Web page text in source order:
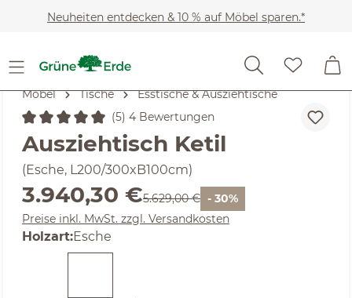
Zum Hauptinhalt springen
Neuheiten entdecken & 10 % auf Möbel sparen.*
Möbel Tische Esstische & Ausziehtische
Durchschnittliche Bewertung von 5 von 5 Sternen
(5) 4 Bewertungen
Ausziehtisch Ketil
(Esche, L200/300xB100cm)
Verkaufspreis:
3.940,30 €Regulärer Preis:
5.629,00 € - 30%
Preise inkl. MwSt. zzgl. Versandkosten
Holzartauswählen
:Esche